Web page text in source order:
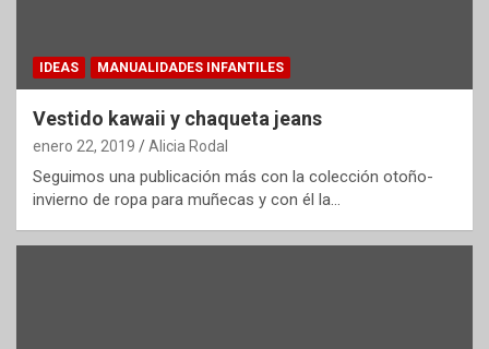
IDEAS MANUALIDADES INFANTILES
Vestido kawaii y chaqueta jeans
enero 22, 2019 Alicia Rodal
Seguimos una publicación más con la colección otoño-
invierno de ropa para muñecas y con él la…